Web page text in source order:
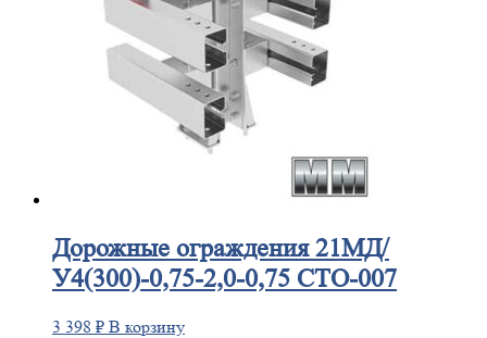
Дорожные ограждения 21МД/
У4(300)-0,75-2,0-0,75 СТО-007
3 398 ₽ В корзину